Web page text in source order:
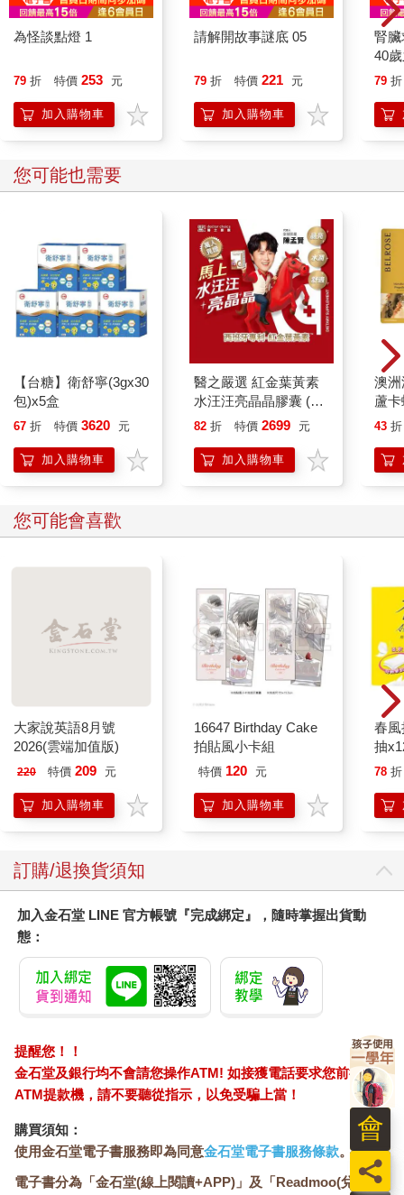
為怪談點燈 1
79 折 特價 253 元
加入購物車
請解開故事謎底 05
79 折 特價 221 元
加入購物車
腎
40
就
79 折
您可能也需要
【台糖】衛舒寧(3gx30
包)x5盒
67 折 特價 3620 元
加入購物車
醫之嚴選 紅金葉黃素
水汪汪亮晶晶膠囊 (30
顆X3入組)
82 折 特價 2699 元
加入購物車
澳洲
蘆
入
43 折
您可能會喜歡
大家說英語8月號
2026(雲端加值版)
220 特價 209 元
加入購物車
16647 Birthday Cake
拍貼風小卡組
特價 120 元
加入購物車
春風
抽
78 折
訂購/退換貨須知
加入金石堂 LINE 官方帳號『完成綁定』，隨時掌握出貨動
態：
提醒您！！
金石堂及銀行均不會請您操作ATM! 如接獲電話要求您前往
ATM提款機，請不要聽從指示，以免受騙上當！
購買須知：
使用金石堂電子書服務即為同意金石堂電子書服務條款。
電子書分為「金石堂(線上閱讀+APP)」及「Readmoo(兌換員
會